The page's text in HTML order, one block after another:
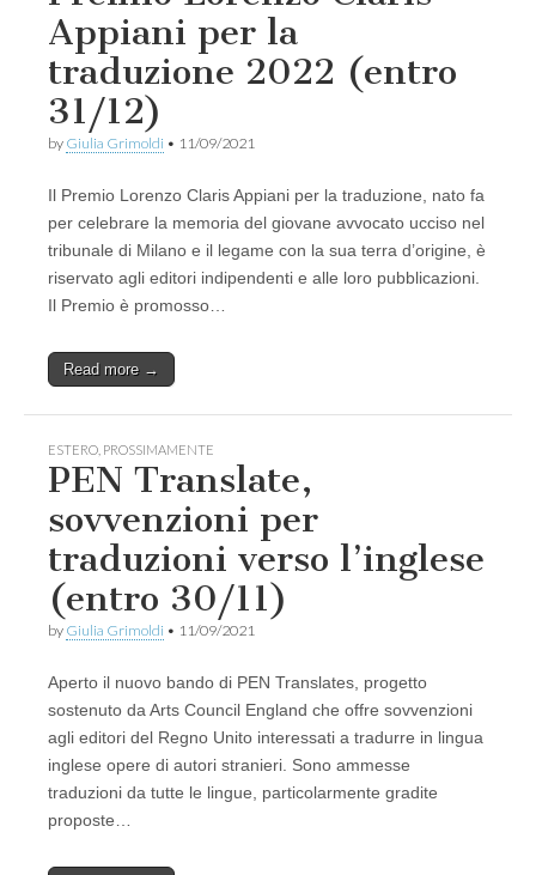
Appiani per la
traduzione 2022 (entro
31/12)
by Giulia Grimoldi • 11/09/2021
Il Premio Lorenzo Claris Appiani per la traduzione, nato fa
per celebrare la memoria del giovane avvocato ucciso nel
tribunale di Milano e il legame con la sua terra d’origine, è
riservato agli editori indipendenti e alle loro pubblicazioni.
Il Premio è promosso…
Read more →
ESTERO PROSSIMAMENTE
PEN Translate,
sovvenzioni per
traduzioni verso l’inglese
(entro 30/11)
by Giulia Grimoldi • 11/09/2021
Aperto il nuovo bando di PEN Translates, progetto
sostenuto da Arts Council England che offre sovvenzioni
agli editori del Regno Unito interessati a tradurre in lingua
inglese opere di autori stranieri. Sono ammesse
traduzioni da tutte le lingue, particolarmente gradite
proposte…